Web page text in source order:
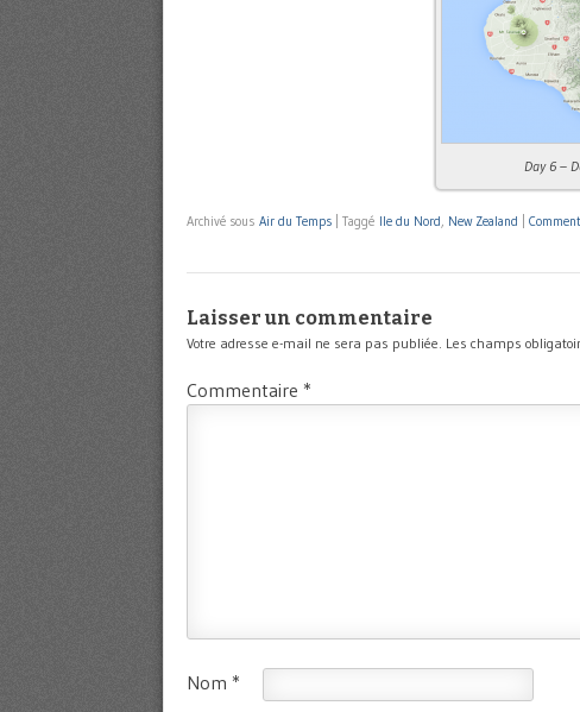
Day 6 –
Archivé sous Air du Temps Taggé Ile du Nord, New Zealand
Laisser un commentaire
Votre adresse e-mail ne sera pas publiée. Les champs
Commentaire *
Nom *